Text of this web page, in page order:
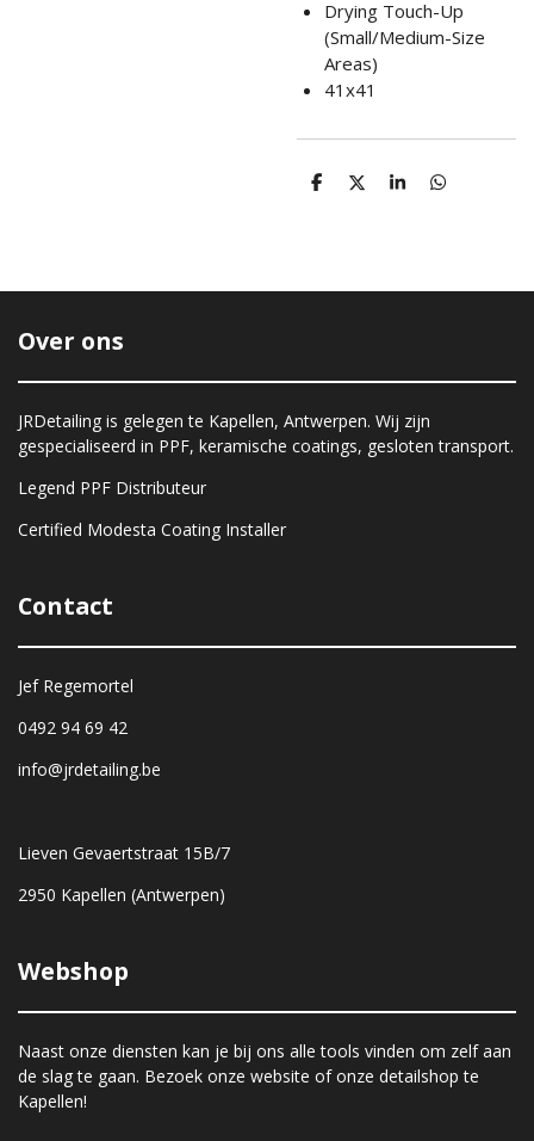
Drying Touch-Up
(Small/Medium-Size
Areas)
41x41
D
D
S
D
Over ons
JRDetailing is gelegen te Kapellen, Antwerpen. Wij zijn
gespecialiseerd in PPF, keramische coatings, gesloten transport.
Legend PPF Distributeur
Certified Modesta Coating Installer
Contact
Jef Regemortel
0492 94 69 42
info@jrdetailing.be
Lieven Gevaertstraat 15B/7
2950 Kapellen (Antwerpen)
Webshop
Naast onze diensten kan je bij ons alle tools vinden om zelf aan
de slag te gaan. Bezoek onze website of onze detailshop te
Kapellen!